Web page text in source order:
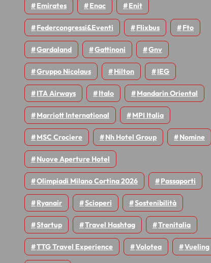
Emirates Enac Enit
Federcongressi&eventi Flixbus Fto
Gardaland Gattinoni Gnv
Gruppo Nicolaus Hilton IEG
ITA Airways Italo Mandarin Oriental
Marriott International MPI Italia
MSC Crociere Nh Hotel Group Nomine
Nuove Aperture Hotel
Olimpiadi Milano Cortina 2026 Passaporti
Ryanair Scioperi Sostenibilità
Startup Travel Hashtag Trenitalia
TTG Travel Experience Volotea Vueling